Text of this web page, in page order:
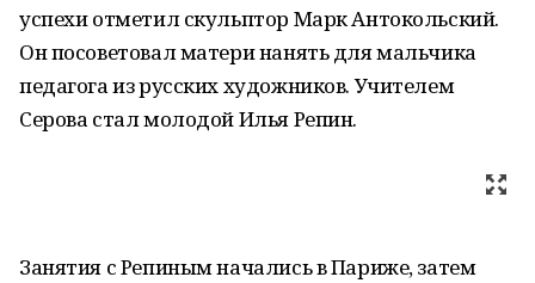
успехи отметил скульптор Марк Антокольский.
Он посоветовал матери нанять для мальчика
педагога из русских художников. Учителем
Серова стал молодой Илья Репин.
Занятия с Репиным начались в Париже, затем